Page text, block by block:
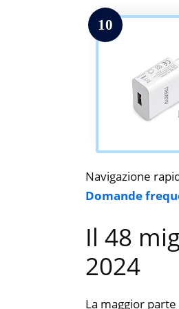
10
Navigazione
Domande
Il 48
2024
La maggior